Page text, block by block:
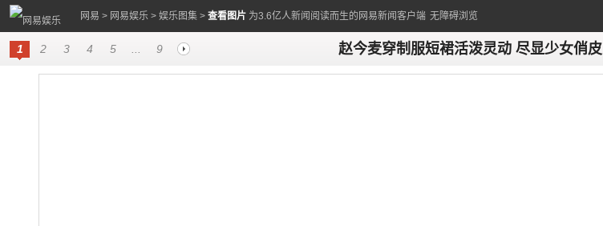
网易 > 网易娱乐 > 娱乐图集 > 查看图片 为3.6亿人新闻阅读而生的网易新闻客户端 无障碍浏览
1 2 3 4 5 9 赵今麦穿制服短裙活泼灵动 尽显少女俏皮